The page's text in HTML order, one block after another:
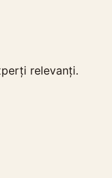
relevanți.